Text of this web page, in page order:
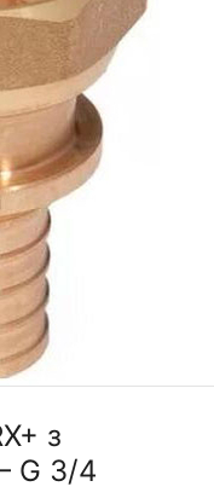
з
G 3/4